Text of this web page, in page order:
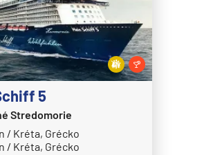
5
Stredomorie
/ Kréta, Grécko
/ Kréta, Grécko